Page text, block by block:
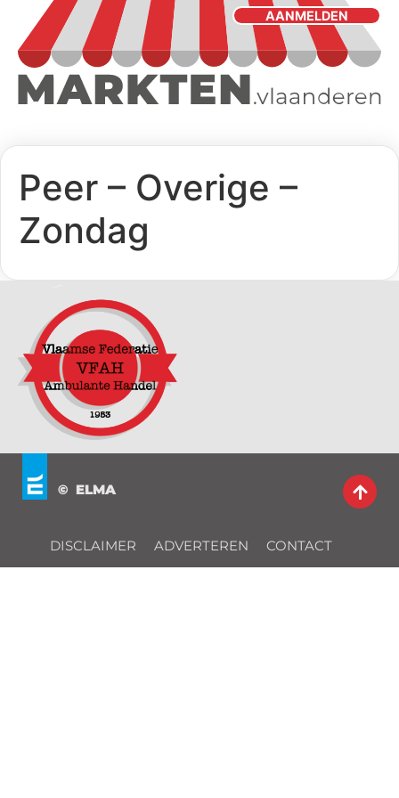
AANMELDEN
Peer – Overige –
Zondag
© ELMA
DISCLAIMER ADVERTEREN CONTACT